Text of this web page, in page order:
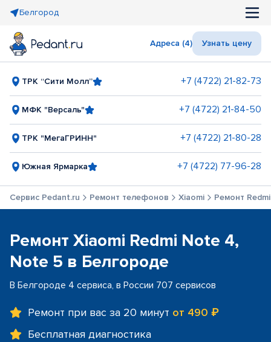
Белгород
Адреса (4) Узнать цену
ТРК “Сити Молл” +7 (4722) 21-82-73
МФК "Версаль" +7 (4722) 21-84-50
ТРК "МегаГРИНН" +7 (4722) 21-80-28
Южная Ярмарка +7 (4722) 77-96-28
Сервис Pedant.ru Ремонт телефонов Xiaomi Ремонт
Ремонт Xiaomi Redmi Note 4,
Note 5 в Белгороде
В Белгороде 4 сервиса, в России 707 сервисов
Ремонт при вас за 20 минут от 490 ₽
Бесплатная диагностика